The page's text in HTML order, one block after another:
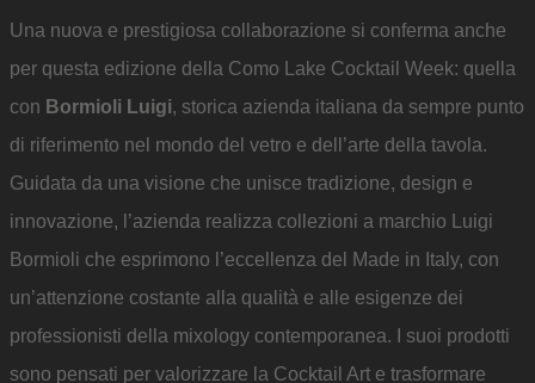
Una nuova e prestigiosa collaborazione si conferma anche
per questa edizione della Como Lake Cocktail Week: quella
con Bormioli Luigi, storica azienda italiana da sempre punto
di riferimento nel mondo del vetro e dell’arte della tavola.
Guidata da una visione che unisce tradizione, design e
innovazione, l’azienda realizza collezioni a marchio Luigi
Bormioli che esprimono l’eccellenza del Made in Italy, con
un’attenzione costante alla qualità e alle esigenze dei
professionisti della mixology contemporanea. I suoi prodotti
sono pensati per valorizzare la Cocktail Art e trasformare